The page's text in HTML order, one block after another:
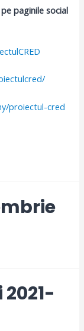
paginile social
proiectul-cred